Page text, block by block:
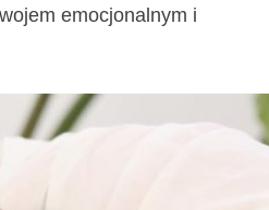
emocjonalnym i